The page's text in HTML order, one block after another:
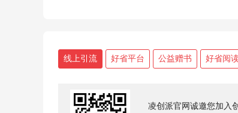
线上引流 好省平台 公益赠书 好省阅
凌创派官网诚邀您加入